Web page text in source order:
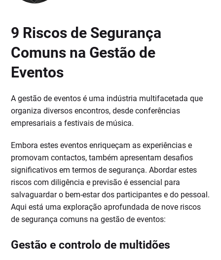
9 Riscos de Segurança
Comuns na Gestão de
Eventos
A gestão de eventos é uma indústria multifacetada que
organiza diversos encontros, desde conferências
empresariais a festivais de música.
Embora estes eventos enriqueçam as experiências e
promovam contactos, também apresentam desafios
significativos em termos de segurança. Abordar estes
riscos com diligência e previsão é essencial para
salvaguardar o bem-estar dos participantes e do pessoal.
Aqui está uma exploração aprofundada de nove riscos
de segurança comuns na gestão de eventos:
Gestão e controlo de multidões